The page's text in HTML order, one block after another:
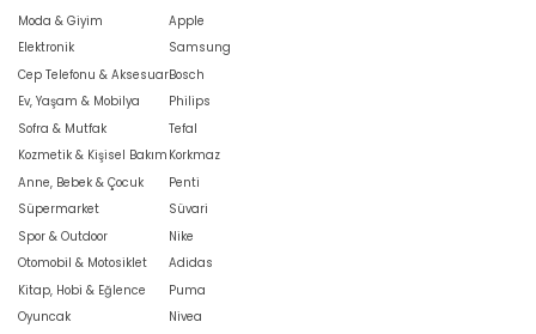
Moda & Giyim
Elektronik
Cep Telefonu & Aksesuar
Ev, Yaşam & Mobilya
Sofra & Mutfak
Kozmetik & Kişisel Bakım
Anne, Bebek & Çocuk
Süpermarket
Spor & Outdoor
Otomobil & Motosiklet
Kitap, Hobi & Eğlence
Oyuncak
Apple
Samsung
Bosch
Philips
Tefal
Korkmaz
Penti
Süvari
Nike
Adidas
Puma
Nivea